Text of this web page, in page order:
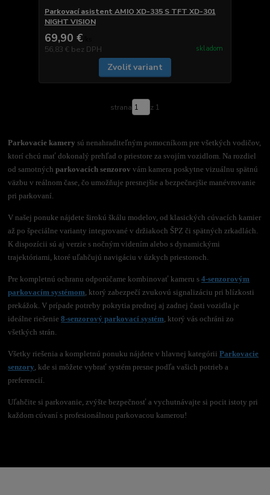
Parkovací asistent AMIO XD-335 S TFT XD-301
NIGHT VISION
69,90 €
56,83 € bez DPH skladom
Zvoliť variant
strana z 1
Parkovacie kamery sú nenahraditeľným pomocníkom pre všetkých vodičov,
ktorí chcú mať dokonalý prehľad o priestore za svojím vozidlom. Na rozdiel
od samotnýchparkovacích senzorov vám kamera poskytne vizuálnu spätnú
väzbu v reálnom čase, čo umožňuje presnejšie a bezpečnejšie manévrovanie
pri parkovaní.
V našej ponuke nájdete širokú škálu modelov, od klasických cúvacích kamier
až po špeciálne varianty integrované v držiakoch ŠPZ či spätných zrkadlách.
K dispozícii sú aj verzie s nočným videním alebo s dynamickými
trajektóriami, ktoré uľahčujú navigáciu v úzkych priestoroch.
Pre kompletnú ochranu odporúčame kombinovať kameru s4-senzorovým
parkovacím systémom, ktorý zabezpečí zvukovú signalizáciu pri blízkosti
prekážok. V prípade potreby pokrytia prednej aj zadnej časti vozidla je
ideálne riešenie8-senzorový parkovací systém, ktorý vás ochráni zo
všetkých strán.
Všetky riešenia a kompletnú ponuku nájdete v hlavnej kategóriiParkovacie
senzory, kde si môžete vybrať systém presne podľa vašich potrieb a
preferencií.
Uľahčite si parkovanie, zvýšte bezpečnosť a vychutnávajte si pocit istoty pri
každom cúvaní s profesionálnou parkovacou kamerou!